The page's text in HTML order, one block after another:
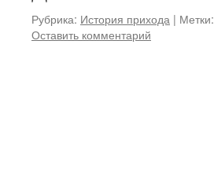
Рубрика: История прихода | Метки:
Оставить комментарий